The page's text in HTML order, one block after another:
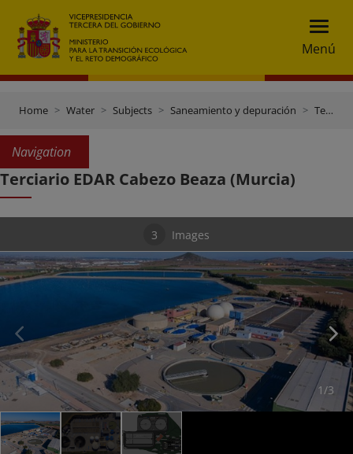
Menú
Home Water Subjects Saneamiento y depuración Terciario EDAR Cabezo Beaza (Murcia)
Navigation
Terciario EDAR Cabezo Beaza (Murcia)
3 Images
1/3